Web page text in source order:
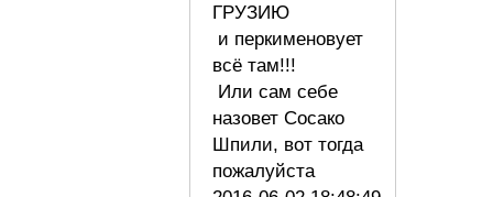
ГРУЗИЮ
и перкименовует
всё там!!!
Или сам себе
назовет Сосако
Шпили, вот тогда
пожалуйста